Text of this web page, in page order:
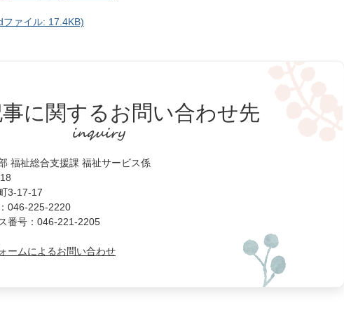
ァイル: 17.4KB)
に関するお問い合わせ先
福祉総合支援課 福祉サービス係
3-17-17
046-225-2220
番号：046-221-2205
ームによるお問い合わせ